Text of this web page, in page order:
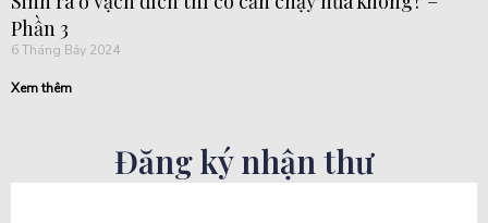
Phần 3
6 Tháng Bảy 2024
Xem thêm
Đăng ký nhận thư